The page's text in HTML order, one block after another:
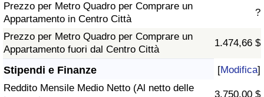
Prezzo per Metro Quadro per Comprare un
Appartamento in Centro Città
?
Prezzo per Metro Quadro per Comprare un
Appartamento fuori dal Centro Città
1.474,66 $
Stipendi e Finanze [Modifica]
Reddito Mensile Medio Netto (Al netto delle
3.750,00 $
Indice di criminalità per paese
Assistenza Sanitaria
Indice dell’Assistenza Sanitaria (Corrente)